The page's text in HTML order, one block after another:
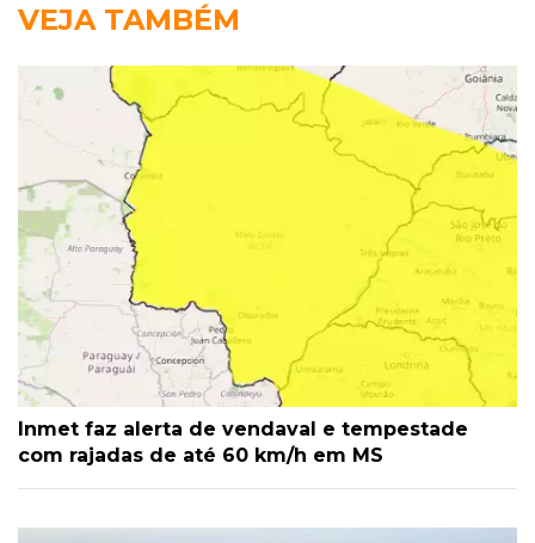
VEJA TAMBÉM
Inmet faz alerta de vendaval e tempestade
com rajadas de até 60 km/h em MS